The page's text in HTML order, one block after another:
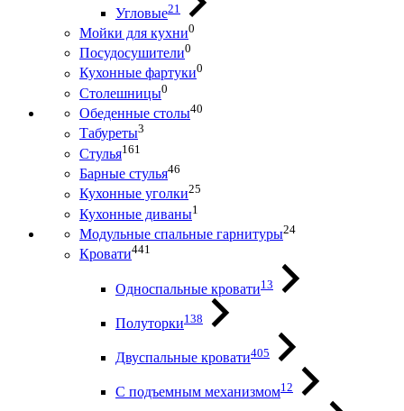
Угловые21
Мойки для кухни0
Посудосушители0
Кухонные фартуки0
Столешницы0
Обеденные столы40
Табуреты3
Стулья161
Барные стулья46
Кухонные уголки25
Кухонные диваны1
Модульные спальные гарнитуры24
Кровати441
Односпальные кровати13
Полуторки138
Двуспальные кровати405
С подъемным механизмом12